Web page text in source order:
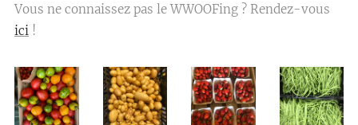
Vous ne connaissez pas le WWOOFing ? Rendez-vous
ici !